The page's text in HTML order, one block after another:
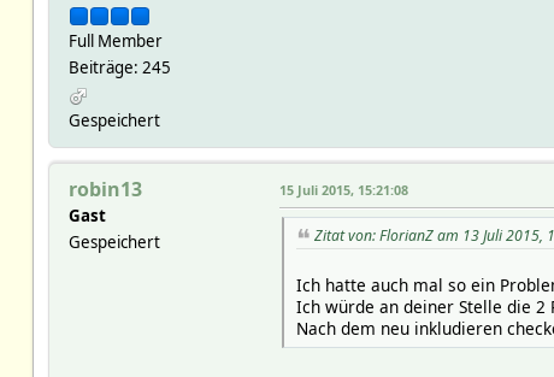
Full Member
Beiträge: 245
Gespeichert
robin13
Gast
Gespeichert
15 Juli 2015, 15:21:08
Zitat von: FlorianZ am 13 Juli 2015,
Ich hatte auch mal so ein
Ich würde an deiner Stelle die 2
Nach dem neu inkludieren